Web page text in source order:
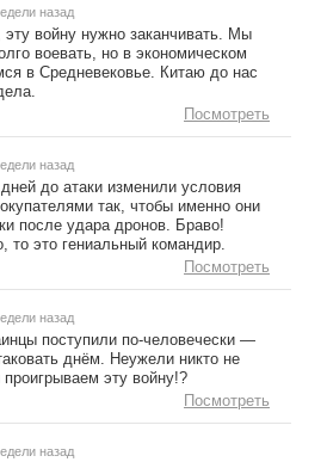
назад
войну нужно заканчивать. Мы
воевать, но в экономическом
в Средневековье. Китаю до нас
Посмотреть
назад
до атаки изменили условия
так, чтобы именно они
после удара дронов. Браво!
то это гениальный командир.
Посмотреть
назад
поступили по-человечески —
днём. Неужели никто не
эту войну!?
Посмотреть
назад